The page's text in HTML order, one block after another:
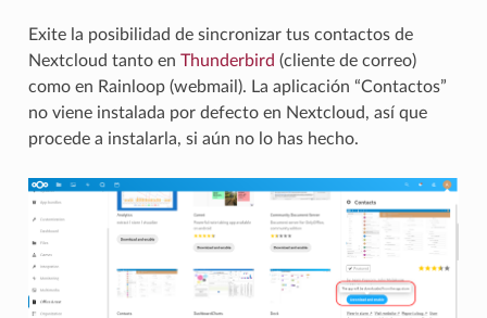
Exite la posibilidad de sincronizar tus contactos de
Nextcloud tanto en Thunderbird (cliente de correo)
como en Rainloop (webmail). La aplicación “Contactos”
no viene instalada por defecto en Nextcloud, así que
procede a instalarla, si aún no lo has hecho.